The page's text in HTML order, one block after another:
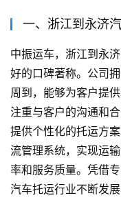
一、浙江到永济
中振运车，浙江到永
好的口碑著称。公司
周到，能够为客户提
注重与客户的沟通和
提供个性化的托运方
流管理系统，实现运
率和服务质量。凭借
汽车托运行业不断发